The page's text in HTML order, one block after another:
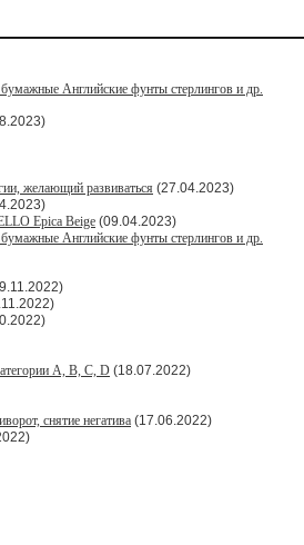
Английские фунты стерлингов и др.
желающий развиваться (27.04.2023)
Epica Beige (09.04.2023)
Английские фунты стерлингов и др.
A, B, C, D (18.07.2022)
снятие негатива (17.06.2022)